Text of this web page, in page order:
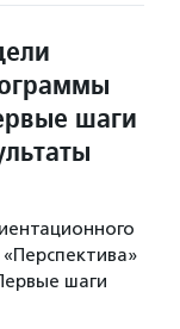
шаги
шаги